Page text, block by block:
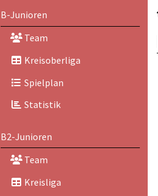
B-Junioren
Team
Kreisoberliga
Spielplan
Statistik
B2-Junioren
Team
Kreisliga